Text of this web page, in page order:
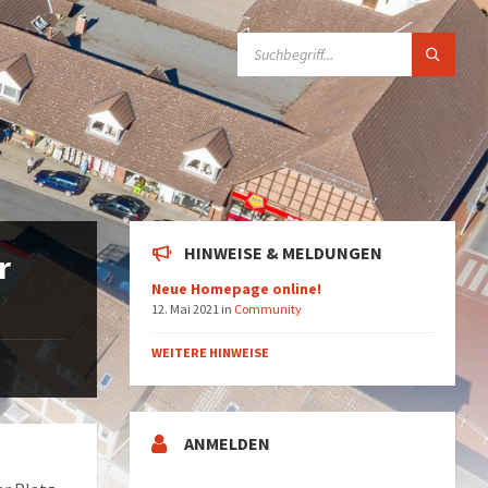
SUCHE:
HINWEISE & MELDUNGEN
Neue Homepage online!
12. Mai 2021 in Community
WEITERE HINWEISE
ANMELDEN